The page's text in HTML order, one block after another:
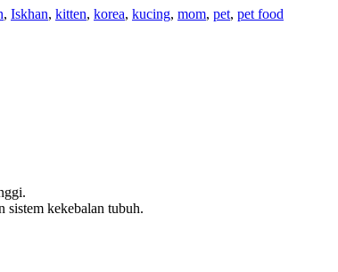
, Iskhan, kitten, korea, kucing, mom, pet, pet food
sistem kekebalan tubuh.